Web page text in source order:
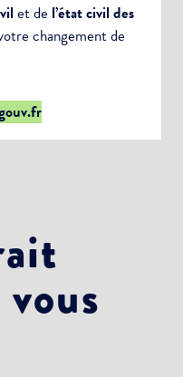
et de l’état civil des
changement de